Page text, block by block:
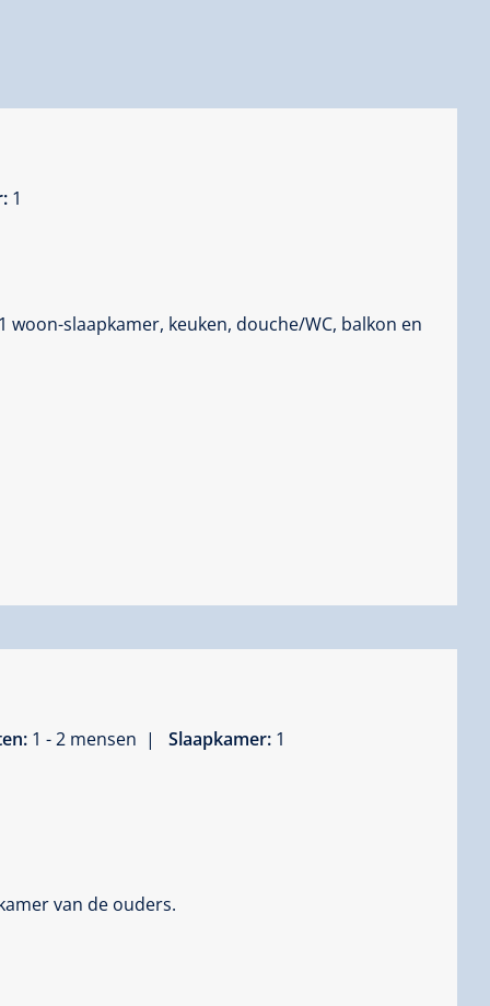
1
slaapkamer, keuken, douche/WC, balkon en
1 - 2 mensen | Slaapkamer: 1
van de ouders.